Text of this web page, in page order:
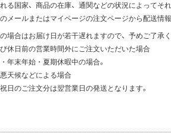
る国家、商品の在庫、通関などの状況によってそ
メールまたはマイページの注文ページから配送情
場合はお届け日が若干遅れますので、予めご了承
休日前の営業時間外にご注文いただいた場合
年末年始・夏期休暇中の場合。
天候などによる場合
日のご注文分は翌営業日の発送となります。